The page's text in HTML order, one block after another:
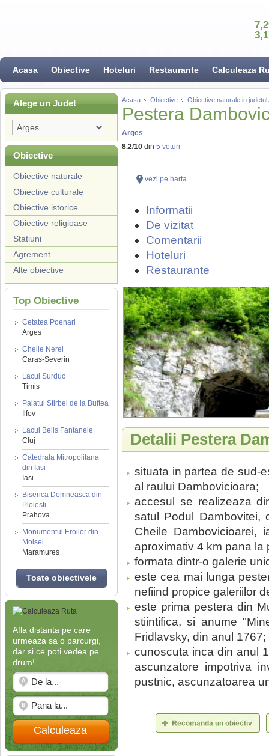
Acasa Obiective Hoteluri Restaurante Calculeaza
Alege un Judet
Obiective
Obiective naturale
Obiective culturale
Obiective istorice
Obiective religioase
Statiuni
Agrement
Alte obiective
Top Obiective
Cetatea Poenari
Arges
Cheile Nerei
Caras-Severin
Lacul Surduc
Timis
Palatul Stirbei de la Buftea
Ilfov
Lacul Belis Fantanele
Cluj
Catedrala Mitropolitana
din Iasi
Iasi
Biserica Domneasca din
Ploiesti
Prahova
Monumentul Eroilor din
Moisei
Maramures
Toate obiectivele
Afla distanta pe care
urmeaza sa o parcurgi,
dar si ce poti vedea pe
drum!
Calculeaza
Acasa Obiective Obiective naturale in judetul
Pestera
Arges
8.2/10 din 5 voturi
vezi pe harta
Informatii
De vizitat
Comentarii
Hoteluri
Restaurante
Detalii Pestera
situata in partea de sud-
al raului Dambovicioara;
accesul se realizeaza
satul Podul Dambovitei,
Cheile Dambovicioarei,
aproximativ 4 km pana la
formata dintr-o galerie
este cea mai lunga
nefiind propice galeriilor
este prima pestera din
stiintifica, si anume
Fridlavsky, din anul 1767;
cunoscuta inca din anul
ascunzatore impotriva
pustnic, ascunzatoarea